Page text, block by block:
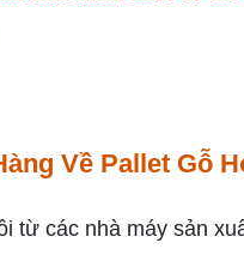
Về Pallet Gỗ
từ các nhà máy sản